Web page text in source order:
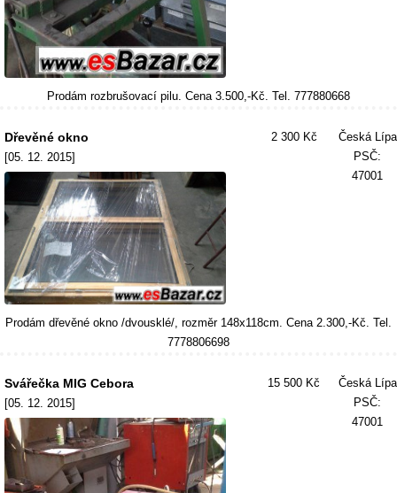
Prodám rozbrušovací pilu. Cena 3.500,-Kč. Tel. 777880668
Dřevěné okno
[05. 12. 2015]
2 300 Kč
Česká Lípa
PSČ:
47001
Prodám dřevěné okno /dvousklé/, rozměr 148x118cm. Cena 2.300,-Kč. Tel.
7778806698
Svářečka MIG Cebora
[05. 12. 2015]
15 500 Kč
Česká Lípa
PSČ:
47001